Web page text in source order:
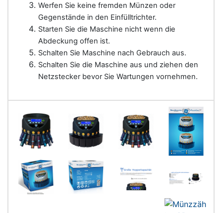
Werfen Sie keine fremden Münzen oder
Gegenstände in den Einfülltrichter.
Starten Sie die Maschine nicht wenn die
Abdeckung offen ist.
Schalten Sie Maschine nach Gebrauch aus.
Schalten Sie die Maschine aus und ziehen den
Netzstecker bevor Sie Wartungen vornehmen.